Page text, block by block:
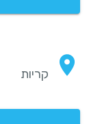
קריות